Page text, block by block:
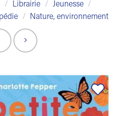
/ Librairie / Jeunesse /
/ Nature, environnement
Ajouter
à la liste